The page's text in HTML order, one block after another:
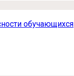
обучающихся